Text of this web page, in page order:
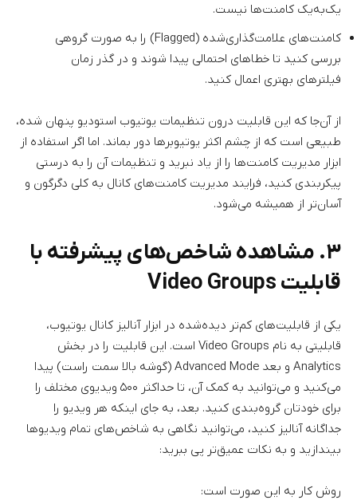
یک‌به‌یک کامنت‌ها نیست.
کامنت‌های علامت‌گذاری‌شده (Flagged) را به صورت گروهی
بررسی کنید تا خطاهای احتمالی پیدا شوند و در گذر زمان
فیلترهای بهتری اعمال کنید.
از آن‌جا که این قابلیت درون تنظیمات یوتیوب استودیو پنهان شده،
طبیعی است که از چشم اکثر یوتیوبرها دور بماند. اما اگر استفاده از
ابزار مدیریت کامنت‌ها را از یاد نبرید و تنظیمات آن را به درستی
پیکربندی کنید، فرایند مدیریت کامنت‌های کانال به کلی دگرگون و
آسان‌تر از همیشه می‌شود.
۳. مشاهده شاخص‌های پیشرفته با
قابلیت Video Groups
یکی از قابلیت‌های کم‌تر دیده‌شده در ابزار آنالیز کانال یوتیوب،
قابلیتی به نام Video Groups است. این قابلیت را در بخش
Analytics و بعد Advanced Mode (گوشه بالا سمت راست) پیدا
می‌کنید و می‌توانید به کمک آن، تا حداکثر ۵۰۰ ویدیوی مختلف را
برای خودتان گروه‌بندی کنید. بعد، به جای اینکه هر ویدیو را
جداگانه آنالیز کنید، می‌توانید نگاهی به شاخص‌های تمام ویدیوها
بیندازید و به نکات عمیق‌تر پی ببرید:
روش کار به این صورت است: